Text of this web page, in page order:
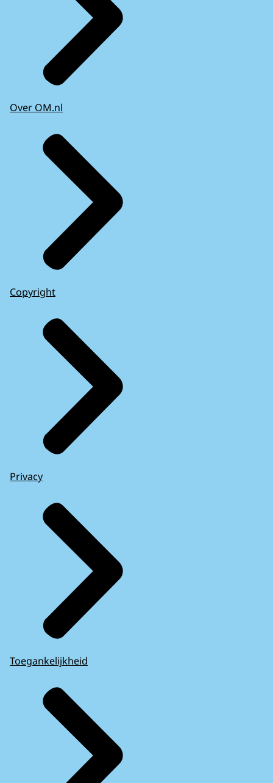
Over OM.nl
Copyright
Privacy
Toegankelijkheid